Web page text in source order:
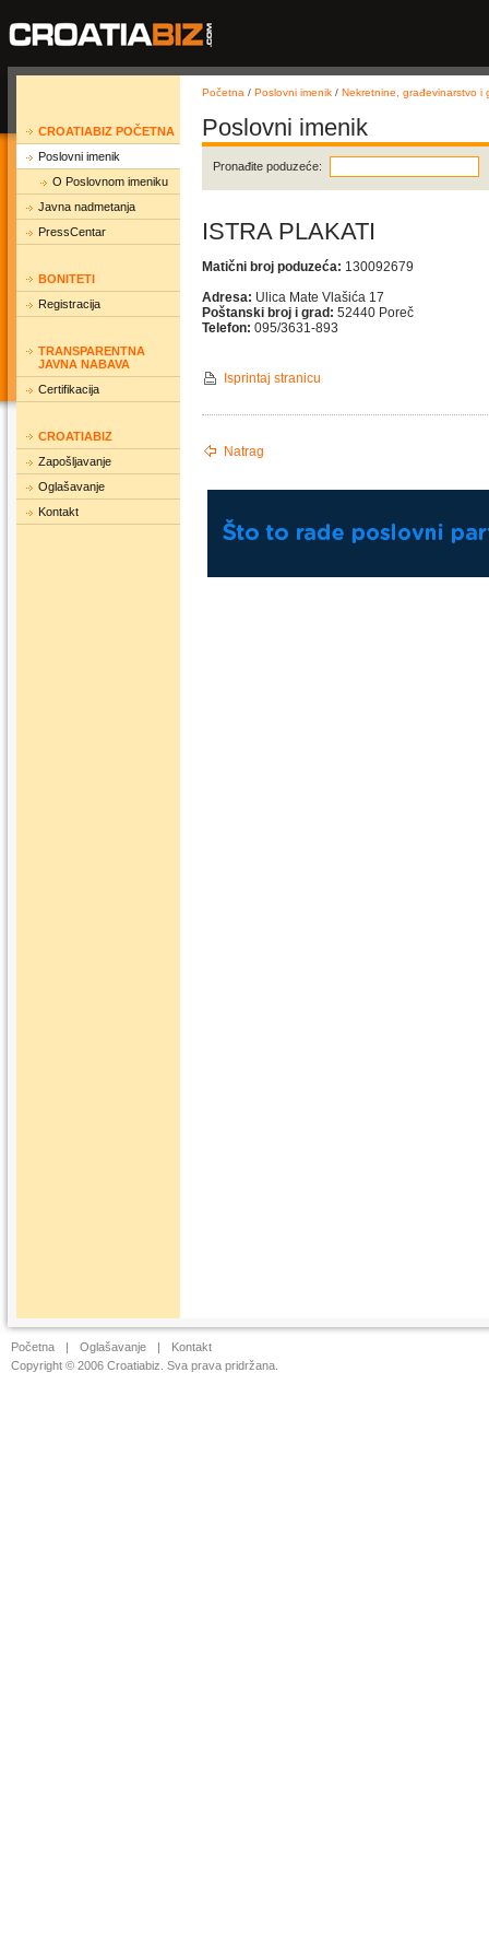
CROATIABIZ POČETNA
Poslovni imenik
O Poslovnom imeniku
Javna nadmetanja
PressCentar
BONITETI
Registracija
TRANSPARENTNA
JAVNA NABAVA
Certifikacija
CROATIABIZ
Zapošljavanje
Oglašavanje
Kontakt
Početna / Poslovni imenik / Nekretnine, građevinarstvo i
Poslovni imenik
Pronađite poduzeće:
ISTRA PLAKATI
Matični broj poduzeća: 130092679
Adresa: Ulica Mate Vlašića 17
Poštanski broj i grad: 52440 Poreč
Telefon: 095/3631-893
Isprintaj stranicu
Natrag
Početna | Oglašavanje |
Kontakt
Copyright © 2006 Croatiabiz. Sva prava pridržana.